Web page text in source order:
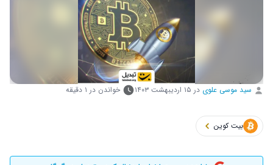
سید موسی علوی در ۱۵ اردیبهشت ۱۴۰۳ خواندن در ۱ دقیقه
بیت کوین